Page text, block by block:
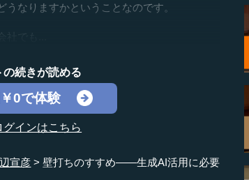
なりますかということなのです。
でも...
続きが読める
0で体験
インはこちら
宣彦
壁打ちのすすめ――生成AI活用に必要